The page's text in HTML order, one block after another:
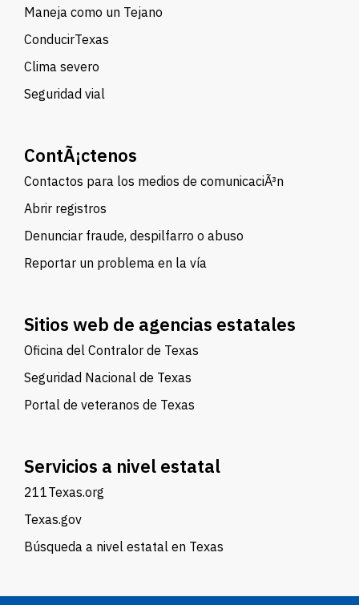
Maneja como un Tejano
ConducirTexas
Clima severo
Seguridad vial
ContÃ¡ctenos
Contactos para los medios de comunicaciÃ³n
Abrir registros
Denunciar fraude, despilfarro o abuso
Reportar un problema en la vía
Sitios web de agencias estatales
Oficina del Contralor de Texas
Seguridad Nacional de Texas
Portal de veteranos de Texas
Servicios a nivel estatal
211Texas.org
Texas.gov
Búsqueda a nivel estatal en Texas